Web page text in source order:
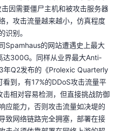
因需要僵尸主机和被攻击服务器
，攻击流量越来越小，仿真程度
识别。
Spamhaus的网站遭遇史上最大
达300G。同样从业界最大Anti-
年Q2发布的《Prolexic Quarterly
到，有17%的DDoS攻击流量平
相对容易检测，但直接挑战防御
应能力，否则攻击流量如决堤的
致网络链路完全拥塞，部署在接